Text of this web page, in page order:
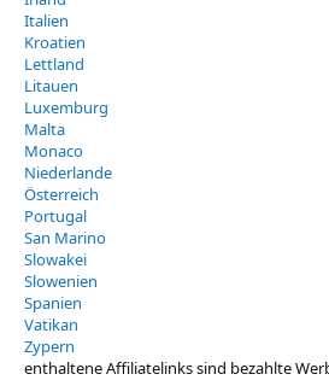
Italien
Kroatien
Lettland
Litauen
Luxemburg
Malta
Monaco
Niederlande
Österreich
Portugal
San Marino
Slowakei
Slowenien
Spanien
Vatikan
Zypern
enthaltene Affiliatelinks sind bezahlte